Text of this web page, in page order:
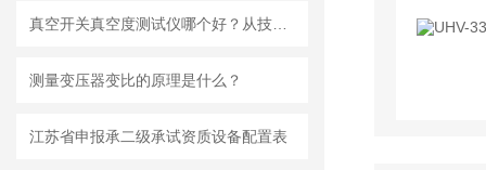
测量变压器变比的原理是什么？
江苏省申报承二级承试资质设备配置表